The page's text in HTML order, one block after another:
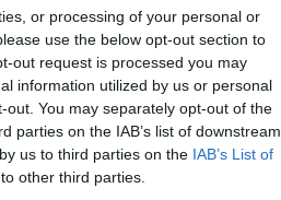
or processing of your personal or
use the below opt-out section to
out request is processed you may
information utilized by us or personal
You may separately opt-out of the
parties on the IAB’s list of downstream
us to third parties on the IAB’s List of
other third parties.